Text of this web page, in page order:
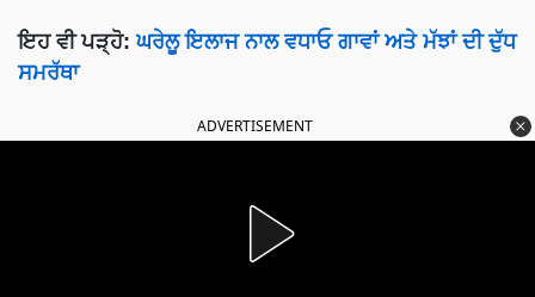
ਇਹ ਵੀ ਪੜ੍ਹੋ:ਘਰੇਲੂ ਇਲਾਜ ਨਾਲ ਵਧਾਓ ਗਾਵਾਂ ਅਤੇ ਮੱਝਾਂ ਦੀ ਦੁੱਧ
ਸਮਰੱਥਾ
ADVERTISEMENT